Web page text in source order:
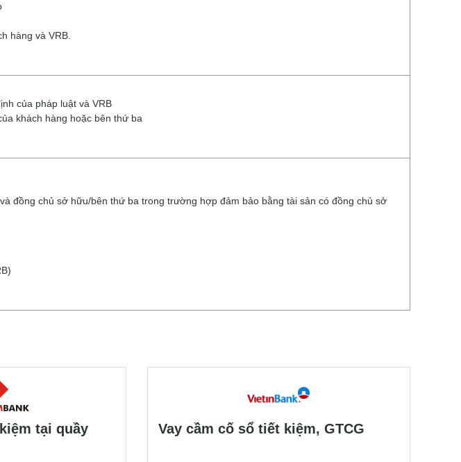
hàng và VRB.
của pháp luật và VRB
khách hàng hoặc bên thứ ba
đồng chủ sở hữu/bên thứ ba trong trường hợp đảm bảo bằng tài sản có đồng chủ sở
tại quầy Vay cầm cố sổ tiết kiệm, GTCG